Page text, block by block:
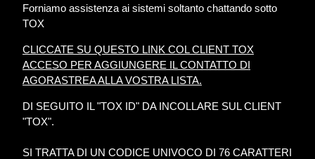
Forniamo assistenza ai sistemi soltanto chattando sotto
TOX
CLICCATE SU QUESTO LINK COL CLIENT TOX
ACCESO PER AGGIUNGERE IL CONTATTO DI
AGORASTREA ALLA VOSTRA LISTA.
DI SEGUITO IL "TOX ID" DA INCOLLARE SUL CLIENT
"TOX".
SI TRATTA DI UN CODICE UNIVOCO DI 76 CARATTERI